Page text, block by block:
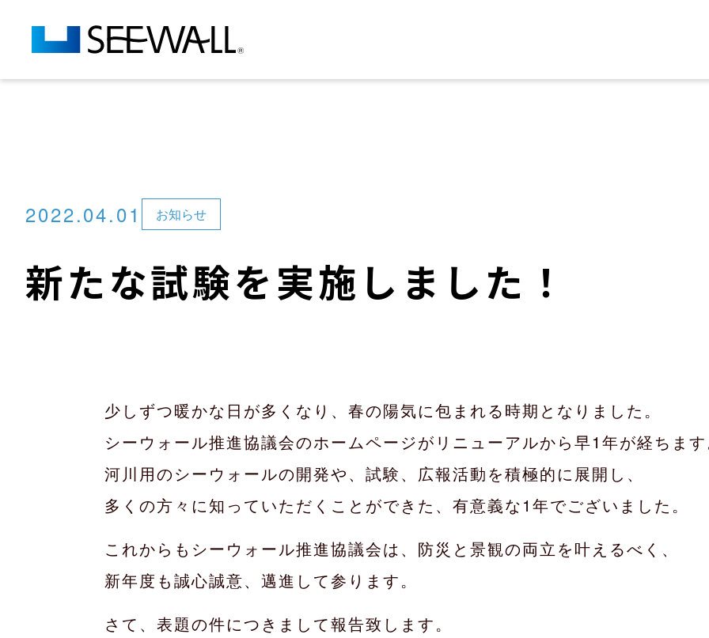
2022.04.01 お知らせ
新たな試験を実施しました！
少しずつ暖かな日が多くなり、春の陽気に包まれる時期となりました。
シーウォール推進協議会のホームページがリニューアルから早1年が経ちま
河川用のシーウォールの開発や、試験、広報活動を積極的に展開し、
多くの方々に知っていただくことができた、有意義な1年でございました。
これからもシーウォール推進協議会は、防災と景観の両立を叶えるべく、
新年度も誠心誠意、邁進して参ります。
さて、表題の件につきまして報告致します。